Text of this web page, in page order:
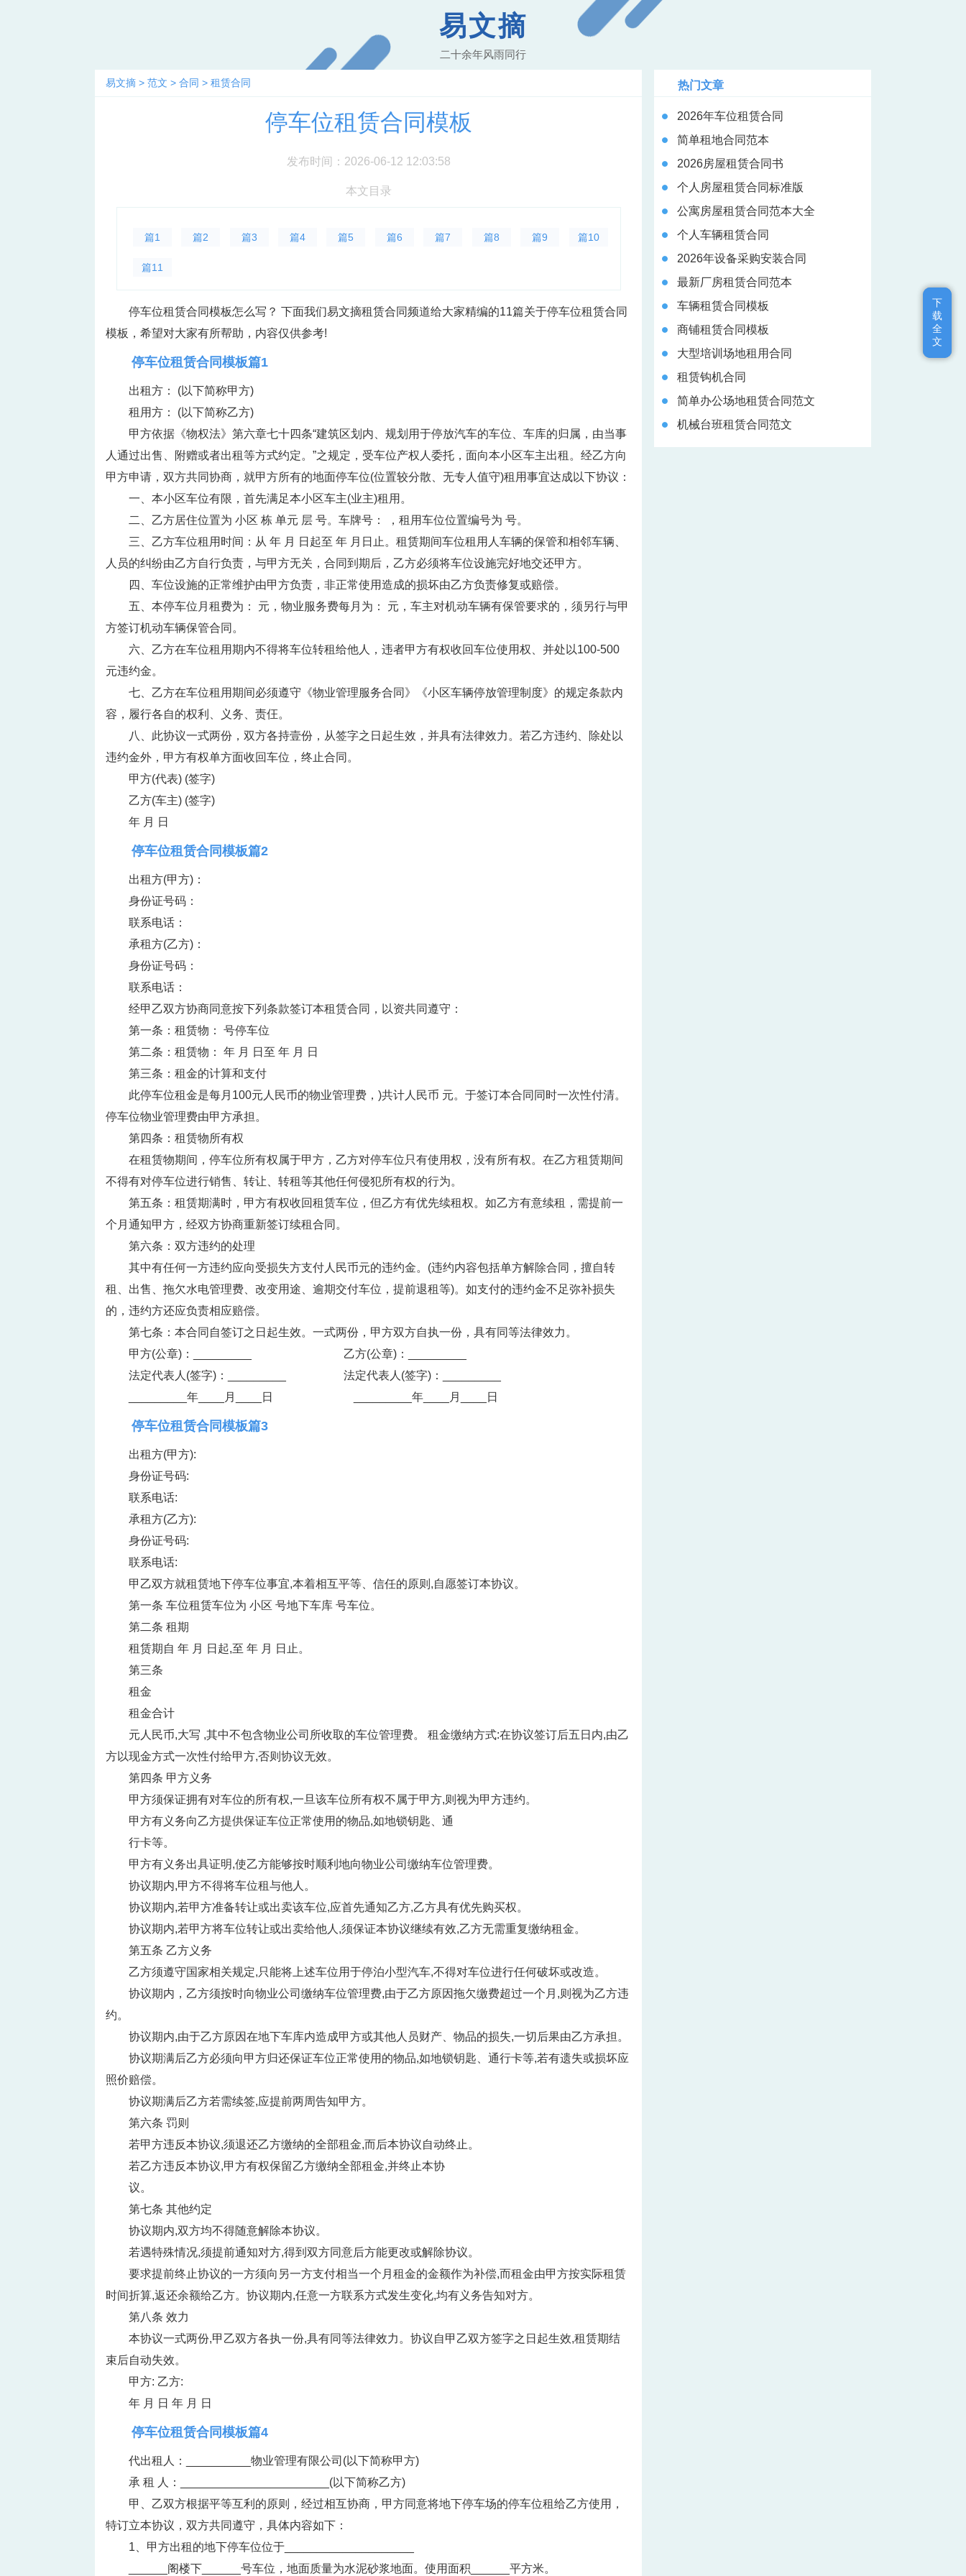
易文摘
二十余年风雨同行
易文摘 > 范文 > 合同 > 租赁合同
停车位租赁合同模板
发布时间：2026-06-12 12:03:58
本文目录
篇1 篇2 篇3 篇4 篇5 篇6 篇7 篇8 篇9 篇10
篇11
停车位租赁合同模板怎么写？ 下面我们易文摘租赁合同频道给大家精编的11篇关于停车位租赁合同
模板，希望对大家有所帮助，内容仅供参考!
停车位租赁合同模板篇1
出租方： (以下简称甲方)
租用方： (以下简称乙方)
甲方依据《物权法》第六章七十四条“建筑区划内、规划用于停放汽车的车位、车库的归属，由当事
人通过出售、附赠或者出租等方式约定。”之规定，受车位产权人委托，面向本小区车主出租。经乙方向
甲方申请，双方共同协商，就甲方所有的地面停车位(位置较分散、无专人值守)租用事宜达成以下协议：
一、本小区车位有限，首先满足本小区车主(业主)租用。
二、乙方居住位置为 小区 栋 单元 层 号。车牌号： ，租用车位位置编号为 号。
三、乙方车位租用时间：从 年 月 日起至 年 月日止。租赁期间车位租用人车辆的保管和相邻车辆、
人员的纠纷由乙方自行负责，与甲方无关，合同到期后，乙方必须将车位设施完好地交还甲方。
四、车位设施的正常维护由甲方负责，非正常使用造成的损坏由乙方负责修复或赔偿。
五、本停车位月租费为： 元，物业服务费每月为： 元，车主对机动车辆有保管要求的，须另行与甲
方签订机动车辆保管合同。
六、乙方在车位租用期内不得将车位转租给他人，违者甲方有权收回车位使用权、并处以100-500
元违约金。
七、乙方在车位租用期间必须遵守《物业管理服务合同》《小区车辆停放管理制度》的规定条款内
容，履行各自的权利、义务、责仼。
八、此协议一式两份，双方各持壹份，从签字之日起生效，并具有法律效力。若乙方违约、除处以
违约金外，甲方有权单方面收回车位，终止合同。
甲方(代表) (签字)
乙方(车主) (签字)
年 月 日
停车位租赁合同模板篇2
出租方(甲方)：
身份证号码：
联系电话：
承租方(乙方)：
身份证号码：
联系电话：
经甲乙双方协商同意按下列条款签订本租赁合同，以资共同遵守：
第一条：租赁物： 号停车位
第二条：租赁物： 年 月 日至 年 月 日
第三条：租金的计算和支付
此停车位租金是每月100元人民币的物业管理费，)共计人民币 元。于签订本合同同时一次性付清。
停车位物业管理费由甲方承担。
第四条：租赁物所有权
在租赁物期间，停车位所有权属于甲方，乙方对停车位只有使用权，没有所有权。在乙方租赁期间
不得有对停车位进行销售、转让、转租等其他任何侵犯所有权的行为。
第五条：租赁期满时，甲方有权收回租赁车位，但乙方有优先续租权。如乙方有意续租，需提前一
个月通知甲方，经双方协商重新签订续租合同。
第六条：双方违约的处理
其中有任何一方违约应向受损失方支付人民币元的违约金。(违约内容包括单方解除合同，擅自转
租、出售、拖欠水电管理费、改变用途、逾期交付车位，提前退租等)。如支付的违约金不足弥补损失
的，违约方还应负责相应赔偿。
第七条：本合同自签订之日起生效。一式两份，甲方双方自执一份，具有同等法律效力。
甲方(公章)：_________ 乙方(公章)：_________
法定代表人(签字)：_________ 法定代表人(签字)：_________
_________年____月____日 _________年____月____日
停车位租赁合同模板篇3
出租方(甲方):
身份证号码:
联系电话:
承租方(乙方):
身份证号码:
联系电话:
甲乙双方就租赁地下停车位事宜,本着相互平等、信任的原则,自愿签订本协议。
第一条 车位租赁车位为 小区 号地下车库 号车位。
第二条 租期
租赁期自 年 月 日起,至 年 月 日止。
第三条
租金
租金合计
元人民币,大写 ,其中不包含物业公司所收取的车位管理费。 租金缴纳方式:在协议签订后五日内,由乙
方以现金方式一次性付给甲方,否则协议无效。
第四条 甲方义务
甲方须保证拥有对车位的所有权,一旦该车位所有权不属于甲方,则视为甲方违约。
甲方有义务向乙方提供保证车位正常使用的物品,如地锁钥匙、通
行卡等。
甲方有义务出具证明,使乙方能够按时顺利地向物业公司缴纳车位管理费。
协议期内,甲方不得将车位租与他人。
协议期内,若甲方准备转让或出卖该车位,应首先通知乙方,乙方具有优先购买权。
协议期内,若甲方将车位转让或出卖给他人,须保证本协议继续有效,乙方无需重复缴纳租金。
第五条 乙方义务
乙方须遵守国家相关规定,只能将上述车位用于停泊小型汽车,不得对车位进行任何破坏或改造。
协议期内，乙方须按时向物业公司缴纳车位管理费,由于乙方原因拖欠缴费超过一个月,则视为乙方违
约。
协议期内,由于乙方原因在地下车库内造成甲方或其他人员财产、物品的损失,一切后果由乙方承担。
协议期满后乙方必须向甲方归还保证车位正常使用的物品,如地锁钥匙、通行卡等,若有遗失或损坏应
照价赔偿。
协议期满后乙方若需续签,应提前两周告知甲方。
第六条 罚则
若甲方违反本协议,须退还乙方缴纳的全部租金,而后本协议自动终止。
若乙方违反本协议,甲方有权保留乙方缴纳全部租金,并终止本协
议。
第七条 其他约定
协议期内,双方均不得随意解除本协议。
若遇特殊情况,须提前通知对方,得到双方同意后方能更改或解除协议。
要求提前终止协议的一方须向另一方支付相当一个月租金的金额作为补偿,而租金由甲方按实际租赁
时间折算,返还余额给乙方。协议期内,任意一方联系方式发生变化,均有义务告知对方。
第八条 效力
本协议一式两份,甲乙双方各执一份,具有同等法律效力。协议自甲乙双方签字之日起生效,租赁期结
束后自动失效。
甲方: 乙方:
年 月 日 年 月 日
停车位租赁合同模板篇4
代出租人：__________物业管理有限公司(以下简称甲方)
承 租 人：_______________________(以下简称乙方)
甲、乙双方根据平等互利的原则，经过相互协商，甲方同意将地下停车场的停车位租给乙方使用，
特订立本协议，双方共同遵守，具体内容如下：
1、甲方出租的地下停车位位于____________________
______阁楼下______号车位，地面质量为水泥砂浆地面。使用面积______平方米。
热门文章
2026年车位租赁合同
简单租地合同范本
2026房屋租赁合同书
个人房屋租赁合同标准版
公寓房屋租赁合同范本大全
个人车辆租赁合同
2026年设备采购安装合同
最新厂房租赁合同范本
车辆租赁合同模板
商铺租赁合同模板
大型培训场地租用合同
租赁钩机合同
简单办公场地租赁合同范文
机械台班租赁合同范文
下
载
全
文
下
载
全
文